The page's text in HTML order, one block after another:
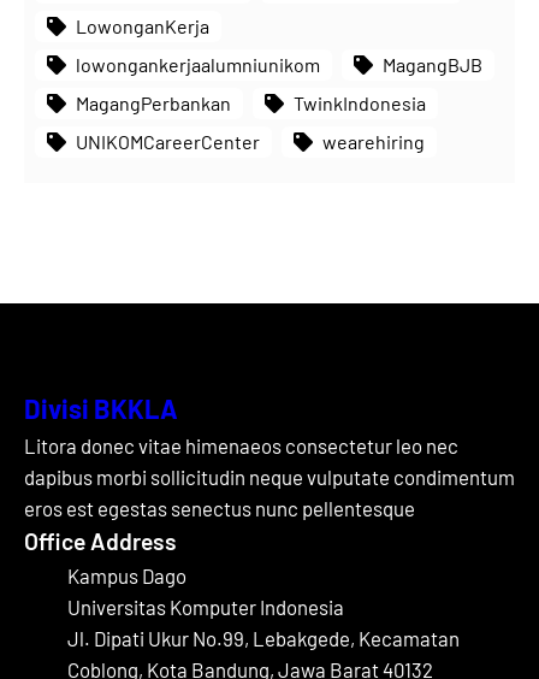
LowonganKerja
lowongankerjaalumniunikom
MagangBJB
MagangPerbankan
TwinkIndonesia
UNIKOMCareerCenter
wearehiring
Divisi BKKLA
Litora donec vitae himenaeos consectetur leo nec
dapibus morbi sollicitudin neque vulputate condimentum
eros est egestas senectus nunc pellentesque
Office Address
Kampus Dago
Universitas Komputer Indonesia
Jl. Dipati Ukur No.99, Lebakgede, Kecamatan
Coblong, Kota Bandung, Jawa Barat 40132